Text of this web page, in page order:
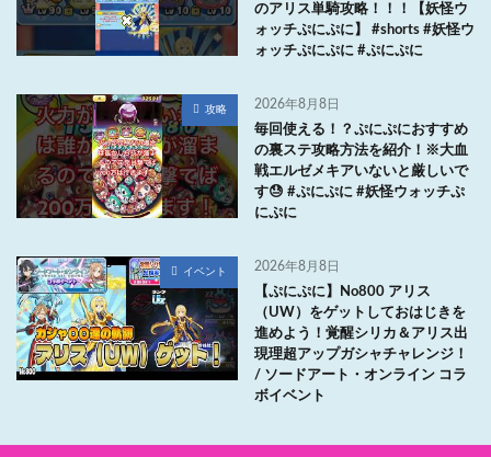
のアリス単騎攻略！！！【妖怪ウ
ォッチぷにぷに】 #shorts #妖怪ウ
ォッチぷにぷに #ぷにぷに
攻略 2026年8月8日
毎回使える！？ぷにぷにおすすめ
の裏ステ攻略方法を紹介！※大血
戦エルゼメキアいないと厳しいで
す😓 #ぷにぷに #妖怪ウォッチぷ
にぷに
イベント 2026年8月8日
【ぷにぷに】No800 アリス
（UW）をゲットしておはじきを
進めよう！覚醒シリカ＆アリス出
現理超アップガシャチャレンジ！
/ ソードアート・オンライン コラ
ボイベント